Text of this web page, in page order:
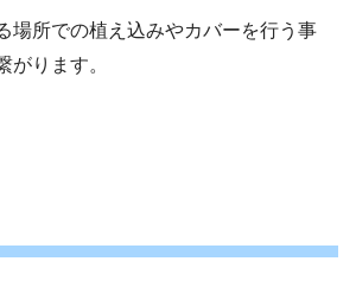
場所での植え込みやカバーを行う事
がります。